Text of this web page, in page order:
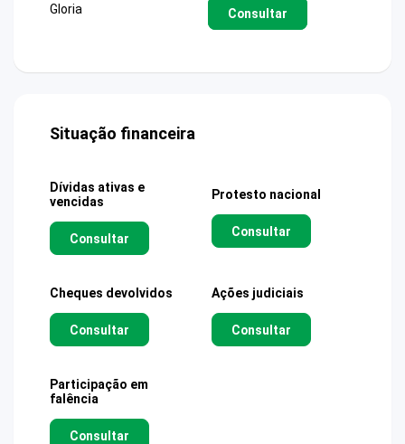
Gloria
Consultar
Situação financeira
Dívidas ativas e
vencidas
Consultar
Protesto nacional
Consultar
Cheques devolvidos
Consultar
Ações judiciais
Consultar
Participação em
falência
Consultar